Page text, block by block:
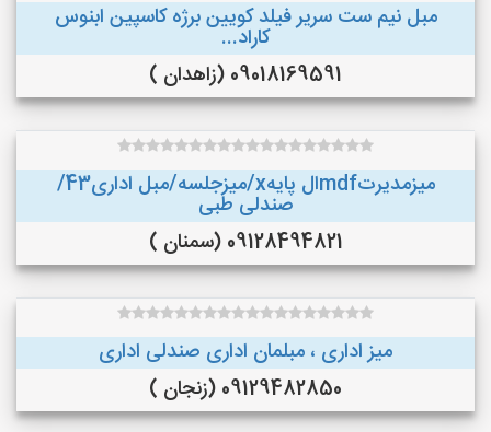
مبل نیم ست سریر فیلد کویین برژه کاسپین ابنوس
کاراد...
09018169591 (زاهدان )
میزمدیرتmdfال پایهx/میزجلسه/مبل اداری43/
صندلی طبی
09128494821 (سمنان )
میز اداری ، مبلمان اداری صندلی اداری
09129482850 (زنجان )